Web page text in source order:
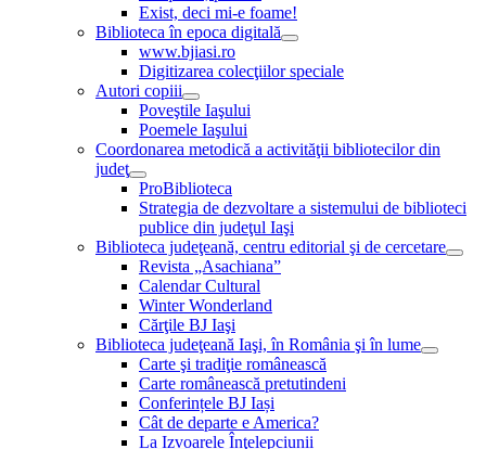
Exist, deci mi-e foame!
Biblioteca în epoca digitală
www.bjiasi.ro
Digitizarea colecţiilor speciale
Autori copiii
Poveştile Iaşului
Poemele Iaşului
Coordonarea metodică a activităţii bibliotecilor din
judeţ
ProBiblioteca
Strategia de dezvoltare a sistemului de biblioteci
publice din judeţul Iaşi
Biblioteca judeţeană, centru editorial şi de cercetare
Revista „Asachiana”
Calendar Cultural
Winter Wonderland
Cărţile BJ Iaşi
Biblioteca judeţeană Iaşi, în România şi în lume
Carte şi tradiţie românească
Carte românească pretutindeni
Conferințele BJ Iași
Cât de departe e America?
La Izvoarele Înţelepciunii